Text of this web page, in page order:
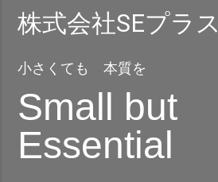
株式会社SEプラス
小さくても 本質を
Small but
Essential